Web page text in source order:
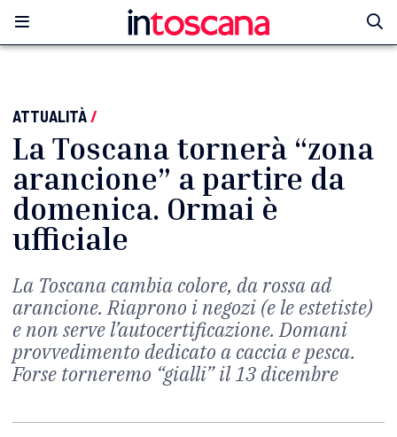
ATTUALITÀ/
La Toscana tornerà “zona
arancione” a partire da
domenica. Ormai è
ufficiale
La Toscana cambia colore, da rossa ad
arancione. Riaprono i negozi (e le estetiste)
e non serve l’autocertificazione. Domani
provvedimento dedicato a caccia e pesca.
Forse torneremo “gialli” il 13 dicembre